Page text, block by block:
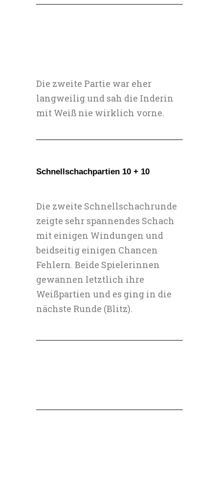
Die zweite Partie war eher
langweilig und sah die Inderin
mit Weiß nie wirklich vorne.
Schnellschachpartien 10 + 10
Die zweite Schnellschachrunde
zeigte sehr spannendes Schach
mit einigen Windungen und
beidseitig einigen Chancen
Fehlern. Beide Spielerinnen
gewannen letztlich ihre
Weißpartien und es ging in die
nächste Runde (Blitz).